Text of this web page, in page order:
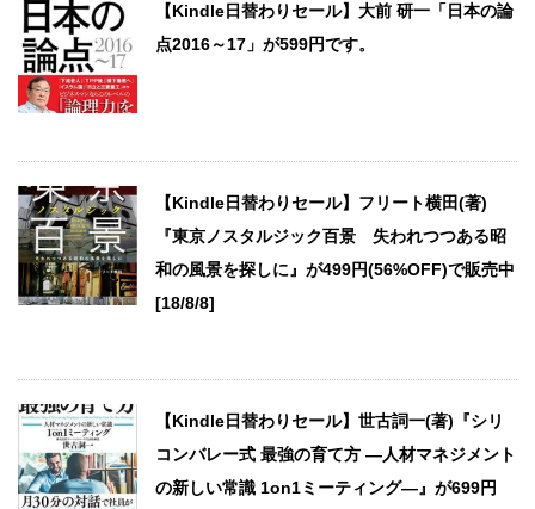
【Kindle日替わりセール】大前 研一「日本の論
点2016～17」が599円です。
【Kindle日替わりセール】フリート横田(著)
『東京ノスタルジック百景 失われつつある昭
和の風景を探しに』が499円(56%OFF)で販売中
[18/8/8]
【Kindle日替わりセール】世古詞一(著)『シリ
コンバレー式 最強の育て方 ―人材マネジメント
の新しい常識 1on1ミーティング―』が699円